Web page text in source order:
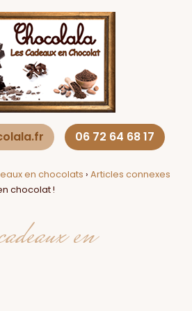
06 72 64 68 17
en chocolats › Articles connexes
chocolat !
en